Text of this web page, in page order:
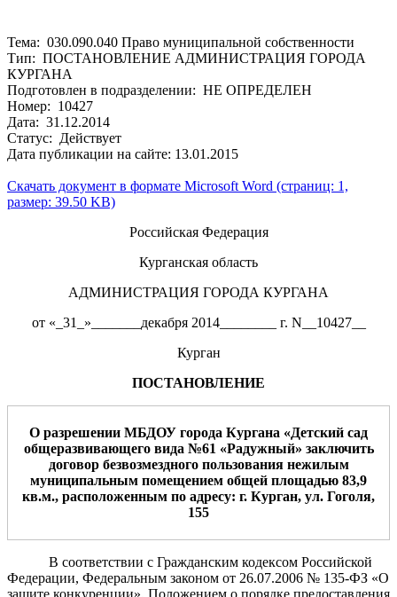
Тема: 030.090.040 Право муниципальной собственности
Тип: ПОСТАНОВЛЕНИЕ АДМИНИСТРАЦИЯ ГОРОДА
КУРГАНА
Подготовлен в подразделении: НЕ ОПРЕДЕЛЕН
Номер: 10427
Дата: 31.12.2014
Статус: Действует
Дата публикации на сайте: 13.01.2015
Скачать документ в формате Microsoft Word (страниц: 1,
размер: 39.50 KB)
Российская Федерация
Курганская область
АДМИНИСТРАЦИЯ ГОРОДА КУРГАНА
от «_31_»_______декабря 2014________ г. N__10427__
Курган
ПОСТАНОВЛЕНИЕ
О разрешении МБДОУ города Кургана «Детский сад
общеразвивающего вида №61 «Радужный» заключить
договор безвозмездногопользования нежилым
муниципальным помещением общей площадью 83,9
кв.м., расположенным по адресу: г. Курган, ул. Гоголя,
155
В соответствии с Гражданским кодексом Российской
Федерации, Федеральным законом от 26.07.2006 № 135-ФЗ «О
защите конкуренции», Положением о порядке предоставления